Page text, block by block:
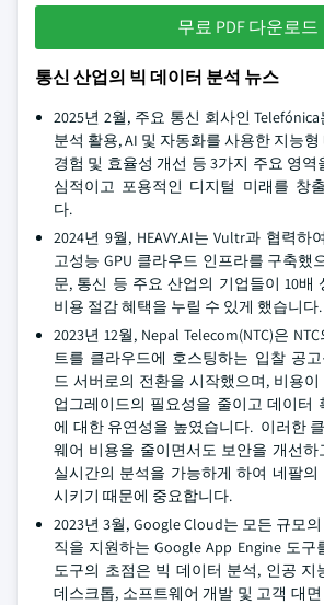
무료 PDF 다운로드
통신 산업의 빅 데이터 분석 뉴스
2025년 2월, 주요 통신 회사인
분석 활용, AI 및 자동화를 사용한 지능
경험 및 효율성 개선 등 3가지 주요 영역
심적이고 포용적인 디지털 미래를 창
다.
2024년 9월, HEAVY.AI는 Vultr과 협력
고성능 GPU 클라우드 인프라를 구축했
문, 통신 등 주요 산업의 기업들이 10배
비용 절감 혜택을 누릴 수 있게 했습니다.
2023년 12월, Nepal Telecom(NTC)은
트를 클라우드에 호스팅하는 입찰 공
드 서버로의 전환을 시작했으며, 비용
업그레이드의 필요성을 줄이고 데이터
에 대한 유연성을 높였습니다. 이러한
웨어 비용을 줄이면서도 보안을 개선하
실시간의 분석을 가능하게 하여 네팔
시키기 때문에 중요합니다.
2023년 3월, Google Cloud는 모든 규모
직을 지원하는 Google App Engine 도
도구의 초점은 빅 데이터 분석, 인공 지
데스크톱, 소프트웨어 개발 및 고객 대